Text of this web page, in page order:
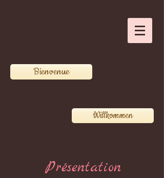
Bienvenue
Willkommen
Présentation